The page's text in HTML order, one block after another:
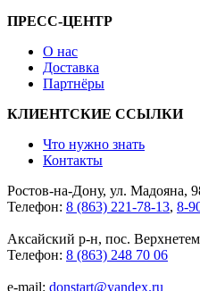
ПРЕСС-ЦЕНТР
О нас
Доставка
Партнёры
КЛИЕНТСКИЕ ССЫЛКИ
Что нужно знать
Контакты
Ростов-на-Дону, ул. Мадояна,
Телефон: 8 (863) 221-78-13, 8-
Аксайский р-н, пос.
Телефон: 8 (863) 248 70 06
e-mail: donstart@yandex.ru